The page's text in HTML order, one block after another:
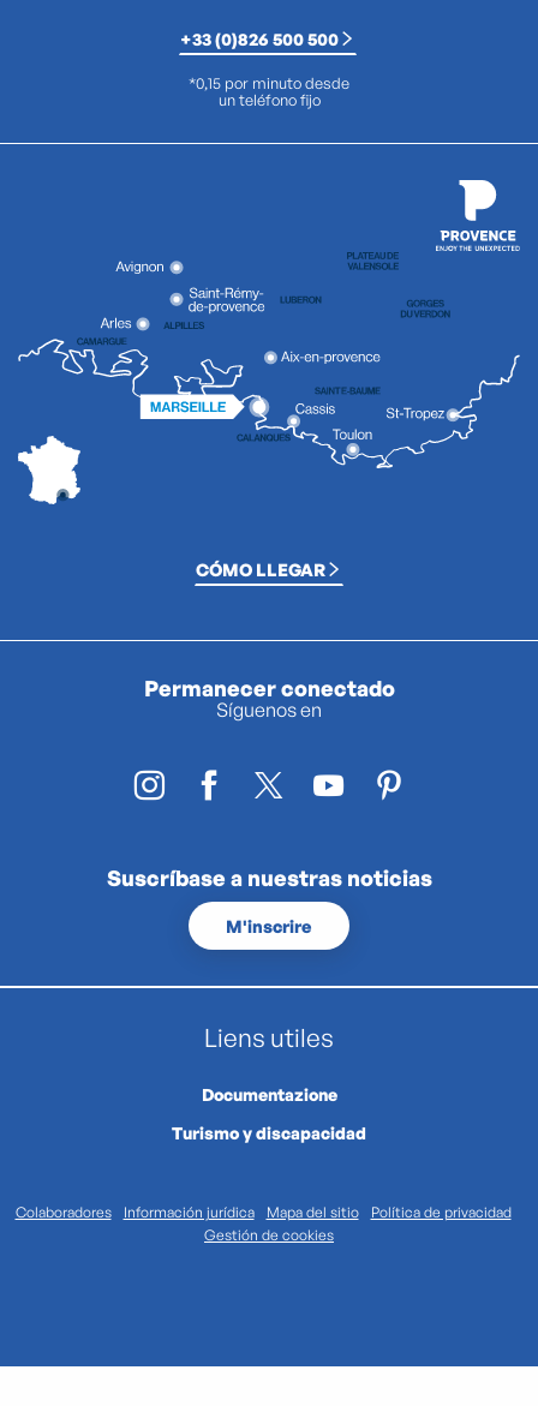
+33 (0)826 500 500
*0,15 por minuto desde
un teléfono fijo
CÓMO LLEGAR
Permanecer conectado
Síguenos en
Suscríbase a nuestras noticias
M'inscrire
Liens utiles
Documentazione
Turismo y discapacidad
Colaboradores Información jurídica Mapa del sitio
Política de privacidad
Gestión de cookies